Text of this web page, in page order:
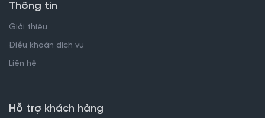
Thông tin
Giới thiệu
Điều khoản dịch vụ
Liên hệ
Hỗ trợ khách hàng